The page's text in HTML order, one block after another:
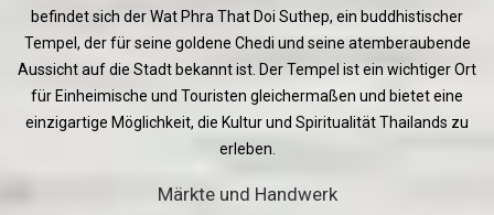
befindet sich der Wat Phra That Doi Suthep, ein buddhistischer
Tempel, der für seine goldene Chedi und seine atemberaubende
Aussicht auf die Stadt bekannt ist. Der Tempel ist ein wichtiger Ort
für Einheimische und Touristen gleichermaßen und bietet eine
einzigartige Möglichkeit, die Kultur und Spiritualität Thailands zu
erleben.
Märkte und Handwerk